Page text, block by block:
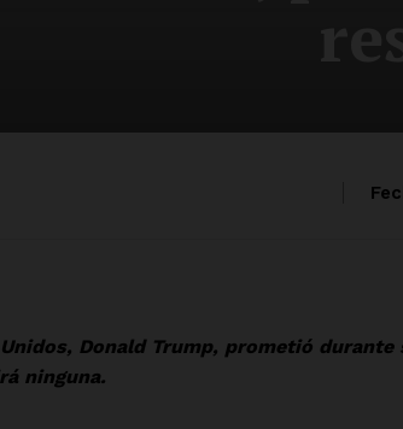
Donald Trump, prometió
ninguna.